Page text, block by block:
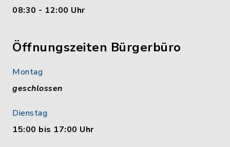
08:30 - 12:00 Uhr
Öffnungszeiten Bürgerbüro
Montag
geschlossen
Dienstag
15:00 bis 17:00 Uhr